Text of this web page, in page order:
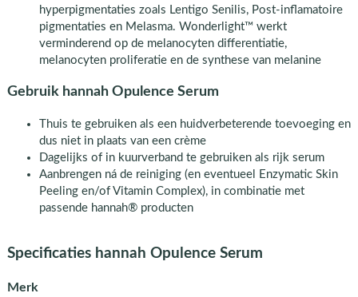
hyperpigmentaties zoals Lentigo Senilis, Post-inflamatoire
pigmentaties en Melasma. Wonderlight™ werkt
verminderend op de melanocyten differentiatie,
melanocyten proliferatie en de synthese van melanine
Gebruik hannah Opulence Serum
Thuis te gebruiken als een huidverbeterende toevoeging en
dus niet in plaats van een crème
Dagelijks of in kuurverband te gebruiken als rijk serum
Aanbrengen ná de reiniging (en eventueel Enzymatic Skin
Peeling en/of Vitamin Complex), in combinatie met
passende hannah® producten
Specificaties hannah Opulence Serum
Merk